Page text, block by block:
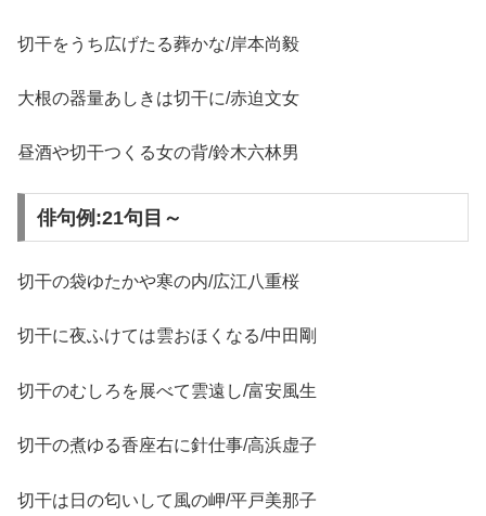
切干をうち広げたる葬かな/岸本尚毅
大根の器量あしきは切干に/赤迫文女
昼酒や切干つくる女の背/鈴木六林男
俳句例:21句目～
切干の袋ゆたかや寒の内/広江八重桜
切干に夜ふけては雲おほくなる/中田剛
切干のむしろを展べて雲遠し/富安風生
切干の煮ゆる香座右に針仕事/高浜虚子
切干は日の匂いして風の岬/平戸美那子